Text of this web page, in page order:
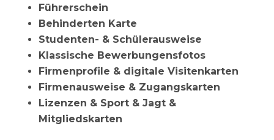
Führerschein
Behinderten Karte
Studenten- & Schülerausweise
Klassische Bewerbungensfotos
Firmenprofile & digitale Visitenkarten
Firmenausweise & Zugangskarten
Lizenzen & Sport & Jagt &
Mitgliedskarten